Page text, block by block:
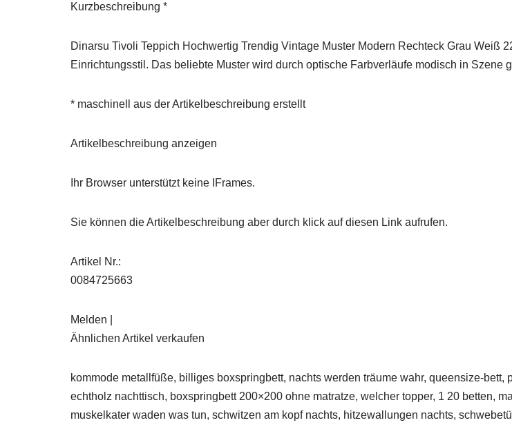
Kurzbeschreibung *
Dinarsu Tivoli Teppich Hochwertig Trendig Vintage Muster Modern Rechteck Grau Weiß
Einrichtungsstil. Das beliebte Muster wird durch optische Farbverläufe modisch in
* maschinell aus der Artikelbeschreibung erstellt
Artikelbeschreibung anzeigen
Ihr Browser unterstützt keine IFrames.
Sie können die Artikelbeschreibung aber durch klick auf diesen Link aufrufen.
Artikel Nr.:
0084725663
Melden |
Ähnlichen Artikel verkaufen
kommode metallfüße, billiges boxspringbett, nachts werden träume wahr, queensize-
echtholz nachttisch, boxspringbett 200×200 ohne matratze, welcher topper, 1 20 betten,
muskelkater waden was tun, schwitzen am kopf nachts, hitzewallungen nachts,